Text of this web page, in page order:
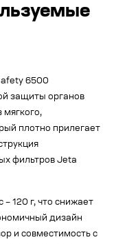
6500
защиты органов
мягкого,
плотно прилегает
фильтров Jeta
120 г, что снижает
дизайн
и совместимость с